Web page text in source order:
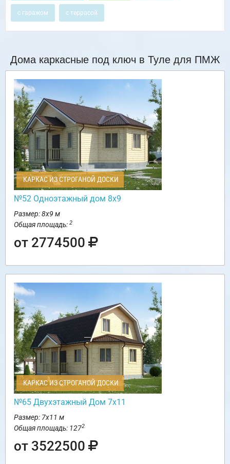
с гаражом с террасой
Дома каркасные под ключ в Туле для ПМЖ
КАРКАС ИЗ СТРОГАНОЙ ДОСКИ
№52 Одноэтажный дом 8х9
Размер: 8х9 м
Общая площадь: 2
от 2774500
КАРКАС ИЗ СТРОГАНОЙ ДОСКИ
№65 Двухэтажный Дом 7х11
Размер: 7х11 м
Общая площадь: 1272
от 3522500